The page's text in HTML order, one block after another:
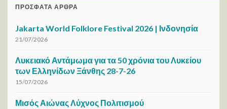
ΠΡΌΣΦΑΤΑ ΆΡΘΡΑ
Jakarta World Folklore Festival 2026 | Ινδονησία
21/07/2026
Λυκειακό Αντάμωμα για τα 50 χρόνια του Λυκείου
των Ελληνίδων Ξάνθης 28-7-26
15/07/2026
Μισός Αιώνας Λύχνος Πολιτισμού